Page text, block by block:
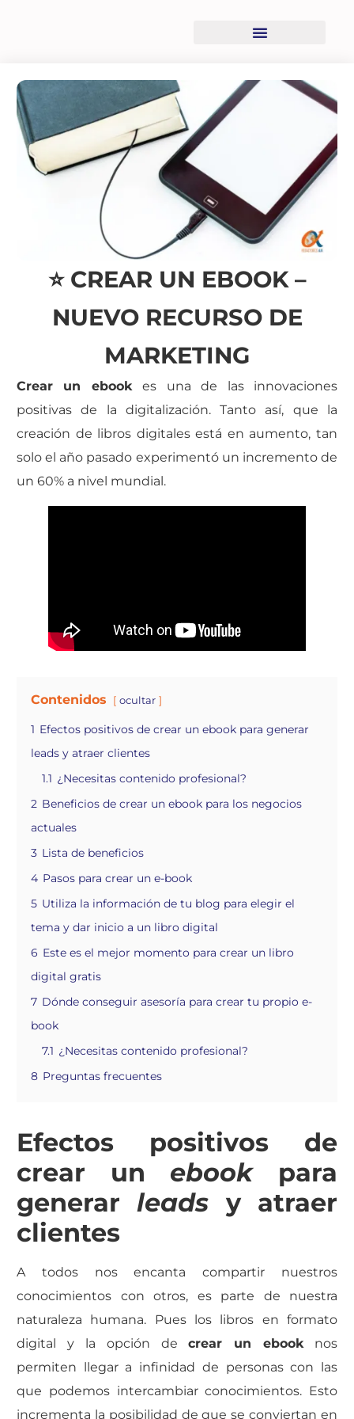
⭐ CREAR UN EBOOK –
NUEVO RECURSO DE
MARKETING
Crear un ebookes una de las innovaciones
positivas de la digitalización. Tanto así, que la
creación de libros digitales está en aumento, tan
solo el año pasado experimentó un incremento de
un 60% a nivel mundial.
Contenidos ocultar
1 Efectos positivos de crear un ebook para generar
leads y atraer clientes
1.1 ¿Necesitas contenido profesional?
2 Beneficios de crear un ebook para los negocios
actuales
3 Lista de beneficios
4 Pasos para crear un e-book
5 Utiliza la información de tu blog para elegir el
tema y dar inicio a un libro digital
6 Este es el mejor momento para crear un libro
digital gratis
7 Dónde conseguir asesoría para crear tu propio e-
book
7.1 ¿Necesitas contenido profesional?
8 Preguntas frecuentes
Efectos positivos de
crear un ebookpara
generar leads y atraer
clientes
A todos nos encanta compartir nuestros
conocimientos con otros, es parte de nuestra
naturaleza humana. Pues los libros en formato
digital y la opción decrear un ebook nos
permiten llegar a infinidad de personas con las
que podemos intercambiar conocimientos. Esto
incrementa la posibilidad de que se conviertan en